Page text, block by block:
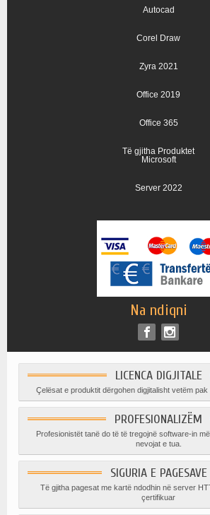
Autocad
Corel Draw
Zyra 2021
Office 2019
Office 365
Të gjitha Produktet
Microsoft
Server 2022
Na ndiqni
LICENCA DIGJITALE
Çelësat e produktit dërgohen digjitalisht vetëm pak
PROFESIONALIZËM
Profesionistët tanë do të të tregojnë software-in
nevojat e tua.
SIGURIA E PAGESAVE
Të gjitha pagesat me kartë ndodhin në server
çertifikuar